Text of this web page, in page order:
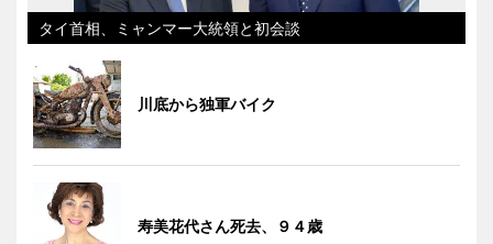
タイ首相、ミャンマー大統領と初会談
川底から独軍バイク
寿美花代さん死去、９４歳